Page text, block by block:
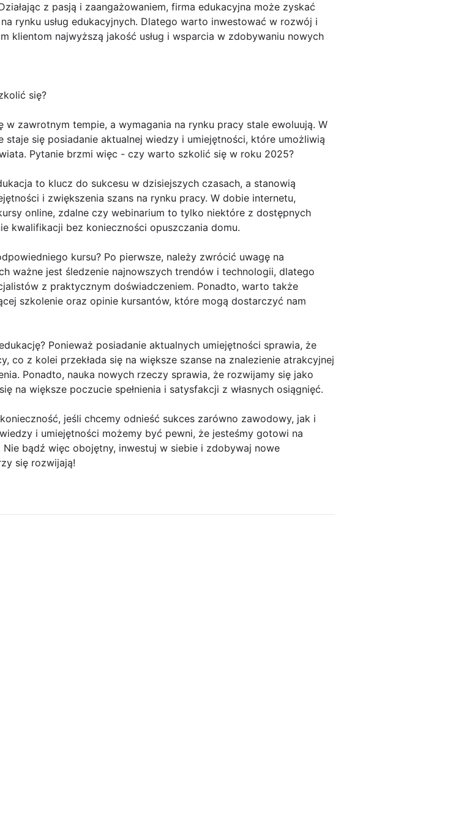
z pasją i zaangażowaniem, firma edukacyjna może zyskać
rynku usług edukacyjnych. Dlatego warto inwestować w rozwój i
klientom najwyższą jakość usług i wsparcia w zdobywaniu nowych
się?
w zawrotnym tempie, a wymagania na rynku pracy stale ewoluują. W
się posiadanie aktualnej wiedzy i umiejętności, które umożliwią
Pytanie brzmi więc - czy warto szkolić się w roku 2025?
to klucz do sukcesu w dzisiejszych czasach, a stanowią
i zwiększenia szans na rynku pracy. W dobie internetu,
online, zdalne czy webinarium to tylko niektóre z dostępnych
kwalifikacji bez konieczności opuszczania domu.
kursu? Po pierwsze, należy zwrócić uwagę na
ważne jest śledzenie najnowszych trendów i technologii, dlatego
z praktycznym doświadczeniem. Ponadto, warto także
szkolenie oraz opinie kursantów, które mogą dostarczyć nam
Ponieważ posiadanie aktualnych umiejętności sprawia, że
co z kolei przekłada się na większe szanse na znalezienie atrakcyjnej
Ponadto, nauka nowych rzeczy sprawia, że rozwijamy się jako
na większe poczucie spełnienia i satysfakcji z własnych osiągnięć.
jeśli chcemy odnieść sukces zarówno zawodowy, jak i
i umiejętności możemy być pewni, że jesteśmy gotowi na
bądź więc obojętny, inwestuj w siebie i zdobywaj nowe
się rozwijają!